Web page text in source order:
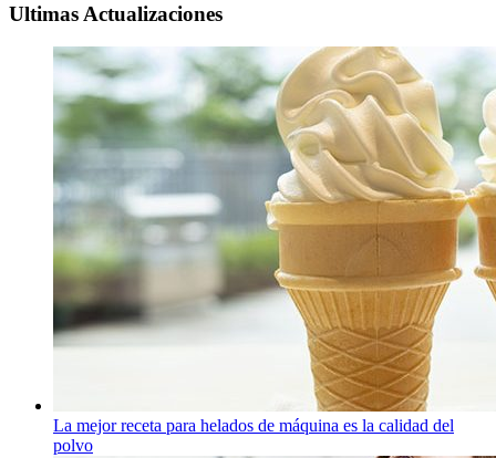
Ultimas Actualizaciones
La mejor receta para helados de máquina es la calidad del
polvo